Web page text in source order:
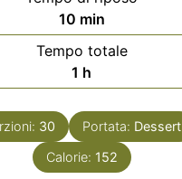
n
u
t
i
10m
i
n
u
min
Tempo totale
1 o
r
a
h
30 Portata: Dessert
Calorie: 152